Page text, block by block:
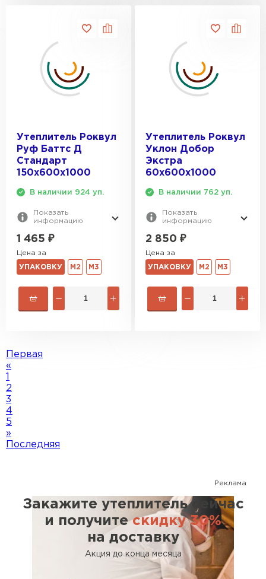
Утеплитель Роквул
Руф Баттс Д
Стандарт
150х600х1000
В наличии 924 уп.
Показать
информацию
1 465 ₽
Цена за
УПАКОВКУ М2 М3
Утеплитель Роквул
Уклон Добор
Экстра
60х600х1000
В наличии 762 уп.
Показать
информацию
2 850 ₽
Цена за
УПАКОВКУ М2 М3
Первая
«
2
3
4
5
»
Последняя
Реклама
Закажите утеплитель сейчас
и получитескидку 30%
на доставку
Акция до конца месяца